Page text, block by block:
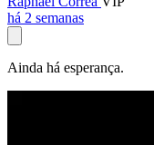
há 2 semanas
Ainda há esperança.